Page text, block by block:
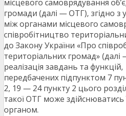
місцевого самоврядування
громади (далі — ОТГ), згідно з
між органами місцевого
співробітництво
до Закону України «Про
територіальних громад»
реалізація завдань та функцій,
передбачених підпунктом 7
2, 19 — 24 пункту 2 цього
такої ОТГ може здійснюватись
органом.